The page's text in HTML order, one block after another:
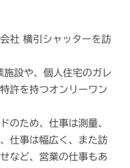
社 横引シャッターを訪
設や、個人住宅のガレ
許を持つオンリーワン
のため、仕事は測量、
仕事は幅広く、また訪
など、営業の仕事もあ